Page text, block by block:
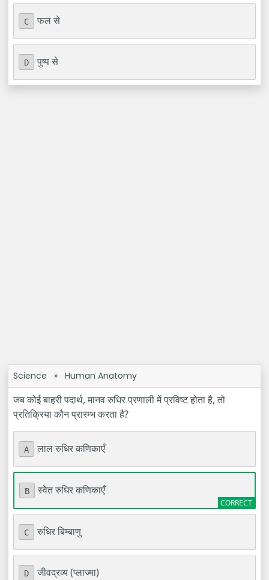
C फल से
D पुष्प से
Science » Human Anatomy
जब कोई बाहरी पदार्थ, मानव रुधिर प्रणाली में प्रविष्ट होता है, तो
प्रतिक्रिया कौन प्रारम्भ करता है?
A लाल रुधिर कणिकाएँ
B स्वेत रुधिर कणिकाएँ
C रुधिर बिम्बाणु
D जीवद्रव्य (प्लाज्मा)